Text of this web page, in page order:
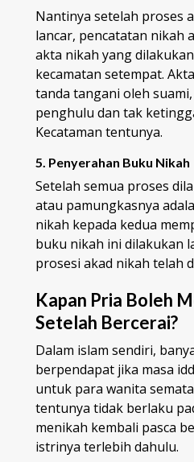
Nantinya setelah proses
lancar, pencatatan nikah
akta nikah yang
kecamatan setempat.
tanda tangani oleh
penghulu dan tak
Kecataman tentunya.
5. Penyerahan Buku Nikah
Setelah semua proses
atau pamungkasnya
nikah kepada kedua
buku nikah ini dilakukan
prosesi akad nikah telah
Kapan Pria Boleh
Setelah Bercerai?
Dalam islam sendiri,
berpendapat jika masa
untuk para wanita
tentunya tidak berlaku
menikah kembali pasca
istrinya terlebih dahulu.